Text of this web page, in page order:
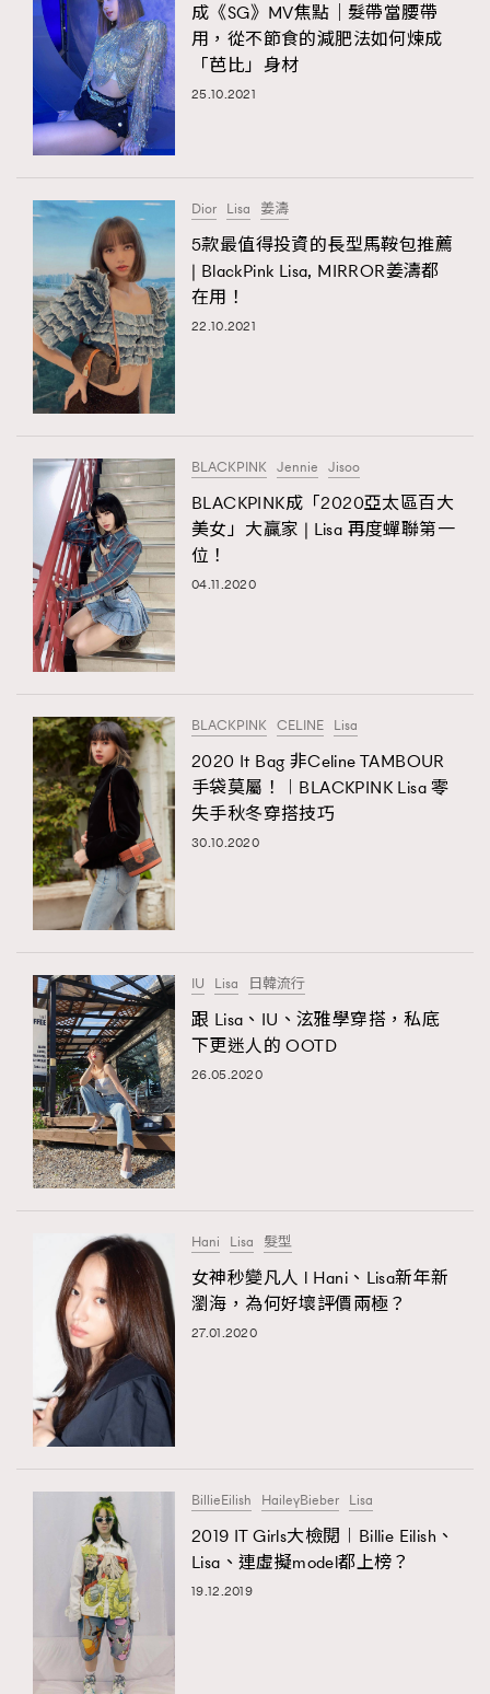
成《SG》MV焦點｜髮帶當腰帶
用，從不節食的減肥法如何煉成
「芭比」身材
25.10.2021
Dior Lisa 姜濤
5款最值得投資的長型馬鞍包推薦
| BlackPink Lisa, MIRROR姜濤都
在用！
22.10.2021
BLACKPINK Jennie Jisoo
BLACKPINK成「2020亞太區百大
美女」大贏家 | Lisa 再度蟬聯第一
位！
04.11.2020
BLACKPINK CELINE Lisa
2020 It Bag 非Celine TAMBOUR
手袋莫屬！︱BLACKPINK Lisa 零
失手秋冬穿搭技巧
30.10.2020
IU Lisa 日韓流行
跟 Lisa、IU、泫雅學穿搭，私底
下更迷人的 OOTD
26.05.2020
Hani Lisa 髮型
女神秒變凡人 l Hani、Lisa新年新
瀏海，為何好壞評價兩極？
27.01.2020
BillieEilish HaileyBieber Lisa
2019 IT Girls大檢閱︱Billie Eilish、
Lisa、連虛擬model都上榜？
19.12.2019